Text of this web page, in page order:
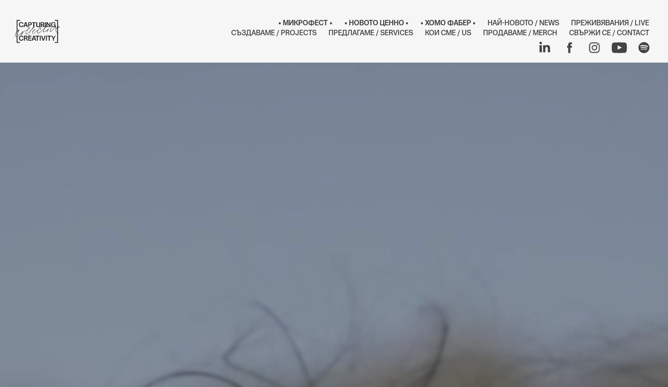
• МИКРОФЕСТ • • НОВОТО ЦЕННО • • ХОМО ФАБЕР • НАЙ-НОВОТО / NEWS
ПРЕЖИВЯВАНИЯ / LIVE
СЪЗДАВАМЕ / PROJECTS
ПРЕДЛАГАМЕ / SERVICES КОИ СМЕ / US ПРОДАВАМЕ / MERCH СВЪРЖИ СЕ / CONTACT